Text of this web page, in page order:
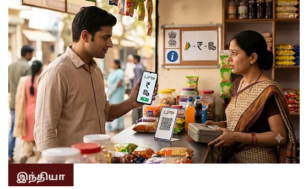
இந்தியா